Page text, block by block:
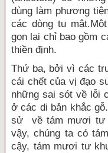
dùng làm phương
các dòng tu
gọn lại chỉ bao gồm
thiền định.
Thứ ba, bởi vì các
cái chết của vị đạo
những sai sót về lỗi
ở các di bản khắc
sử về tám mươi tư
vậy, chúng ta có
cậy, tám mươi tư